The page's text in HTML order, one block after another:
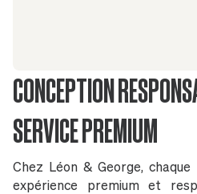
CONCEPTION
SERVICE PREMIUM
Chez Léon & George,
expérience premium et